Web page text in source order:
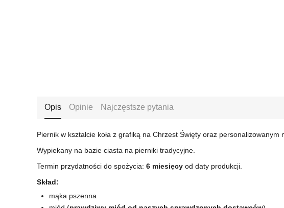
Opis Opinie Najczęstsze pytania
Piernik w kształcie koła z grafiką na Chrzest Święty oraz personalizowanym
Wypiekany na bazie ciasta na pierniki tradycyjne.
Termin przydatności do spożycia: 6 miesięcy od daty produkcji.
Skład:
mąka pszenna